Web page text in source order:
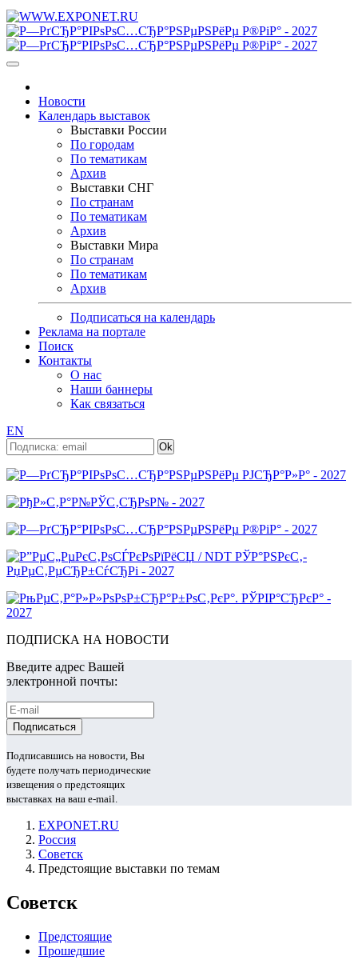
Новости
Календарь выставок
Выставки России
По городам
По тематикам
Архив
Выставки СНГ
По странам
По тематикам
Архив
Выставки Мира
По странам
По тематикам
Архив
Подписаться на календарь
Реклама на портале
Поиск
Контакты
О нас
Наши баннеры
Как связаться
EN
ПОДПИСКА НА НОВОСТИ
Введите адрес Вашей
электронной почты:
Подписавшись на новости, Вы
будете получать периодические
извещения о предстоящих
выставках на ваш e-mail.
EXPONET.RU
Россия
Советск
Предстоящие выставки по темам
Советск
Предстоящие
Прошедшие